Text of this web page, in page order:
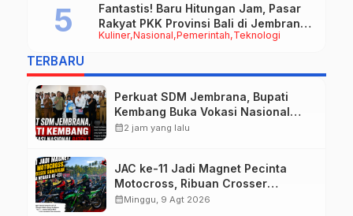
Kuliner Nasional Pemerintah Teknologi
Fantastis! Baru Hitungan Jam, Pasar
Rakyat PKK Provinsi Bali di Jembrana
Raup Omzet Ratusan Juta
TERBARU
Perkuat SDM Jembrana, Bupati
Kembang Buka Vokasi Nasional
Batch 3
calendar_month2 jam yang lalu
JAC ke-11 Jadi Magnet Pecinta
Motocross, Ribuan Crosser
Ramaikan HUT Kota Negara ke-131
calendar_monthMinggu, 9 Agt 2026